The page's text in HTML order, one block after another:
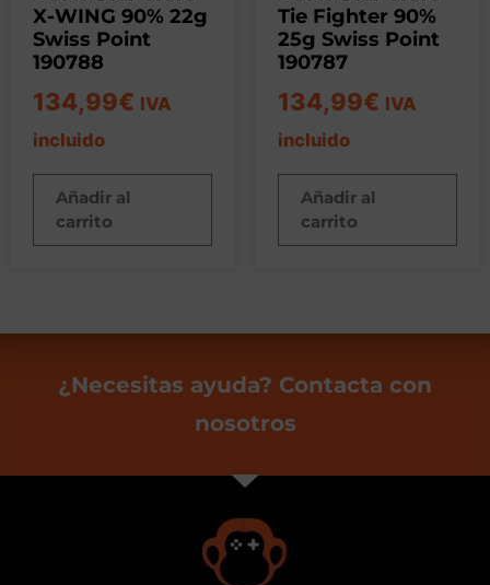
X-WING 90% 22g
Swiss Point
190788
134,99€ IVA
incluido
Añadir al
carrito
Tie Fighter 90%
25g Swiss Point
190787
134,99€ IVA
incluido
Añadir al
carrito
¿Necesitas ayuda? Contacta con
nosotros